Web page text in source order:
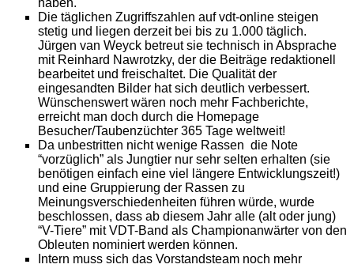
Die täglichen Zugriffszahlen auf vdt-online steigen
stetig und liegen derzeit bei bis zu 1.000 täglich.
Jürgen van Weyck betreut sie technisch in Absprache
mit Reinhard Nawrotzky, der die Beiträge redaktionell
bearbeitet und freischaltet. Die Qualität der
eingesandten Bilder hat sich deutlich verbessert.
Wünschenswert wären noch mehr Fachberichte,
erreicht man doch durch die Homepage
Besucher/Taubenzüchter 365 Tage weltweit!
Da unbestritten nicht wenige Rassen die Note
“vorzüglich” als Jungtier nur sehr selten erhalten (sie
benötigen einfach eine viel längere Entwicklungszeit!)
und eine Gruppierung der Rassen zu
Meinungsverschiedenheiten führen würde, wurde
beschlossen, dass ab diesem Jahr alle (alt oder jung)
“V-Tiere” mit VDT-Band als Championanwärter von den
Obleuten nominiert werden können.
Intern muss sich das Vorstandsteam noch mehr